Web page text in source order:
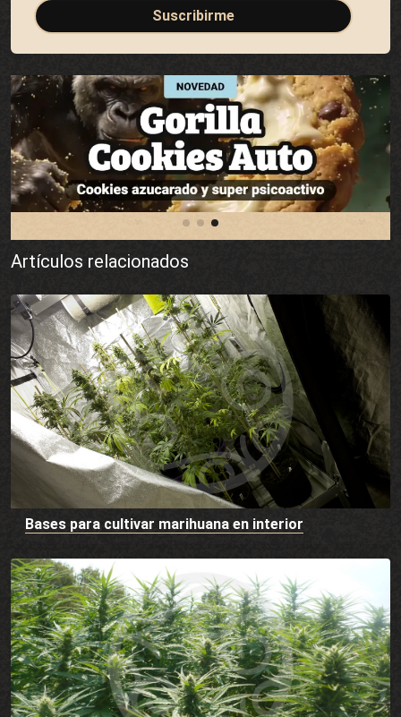
Suscribirme
Artículos relacionados
Bases para cultivar marihuana en interior